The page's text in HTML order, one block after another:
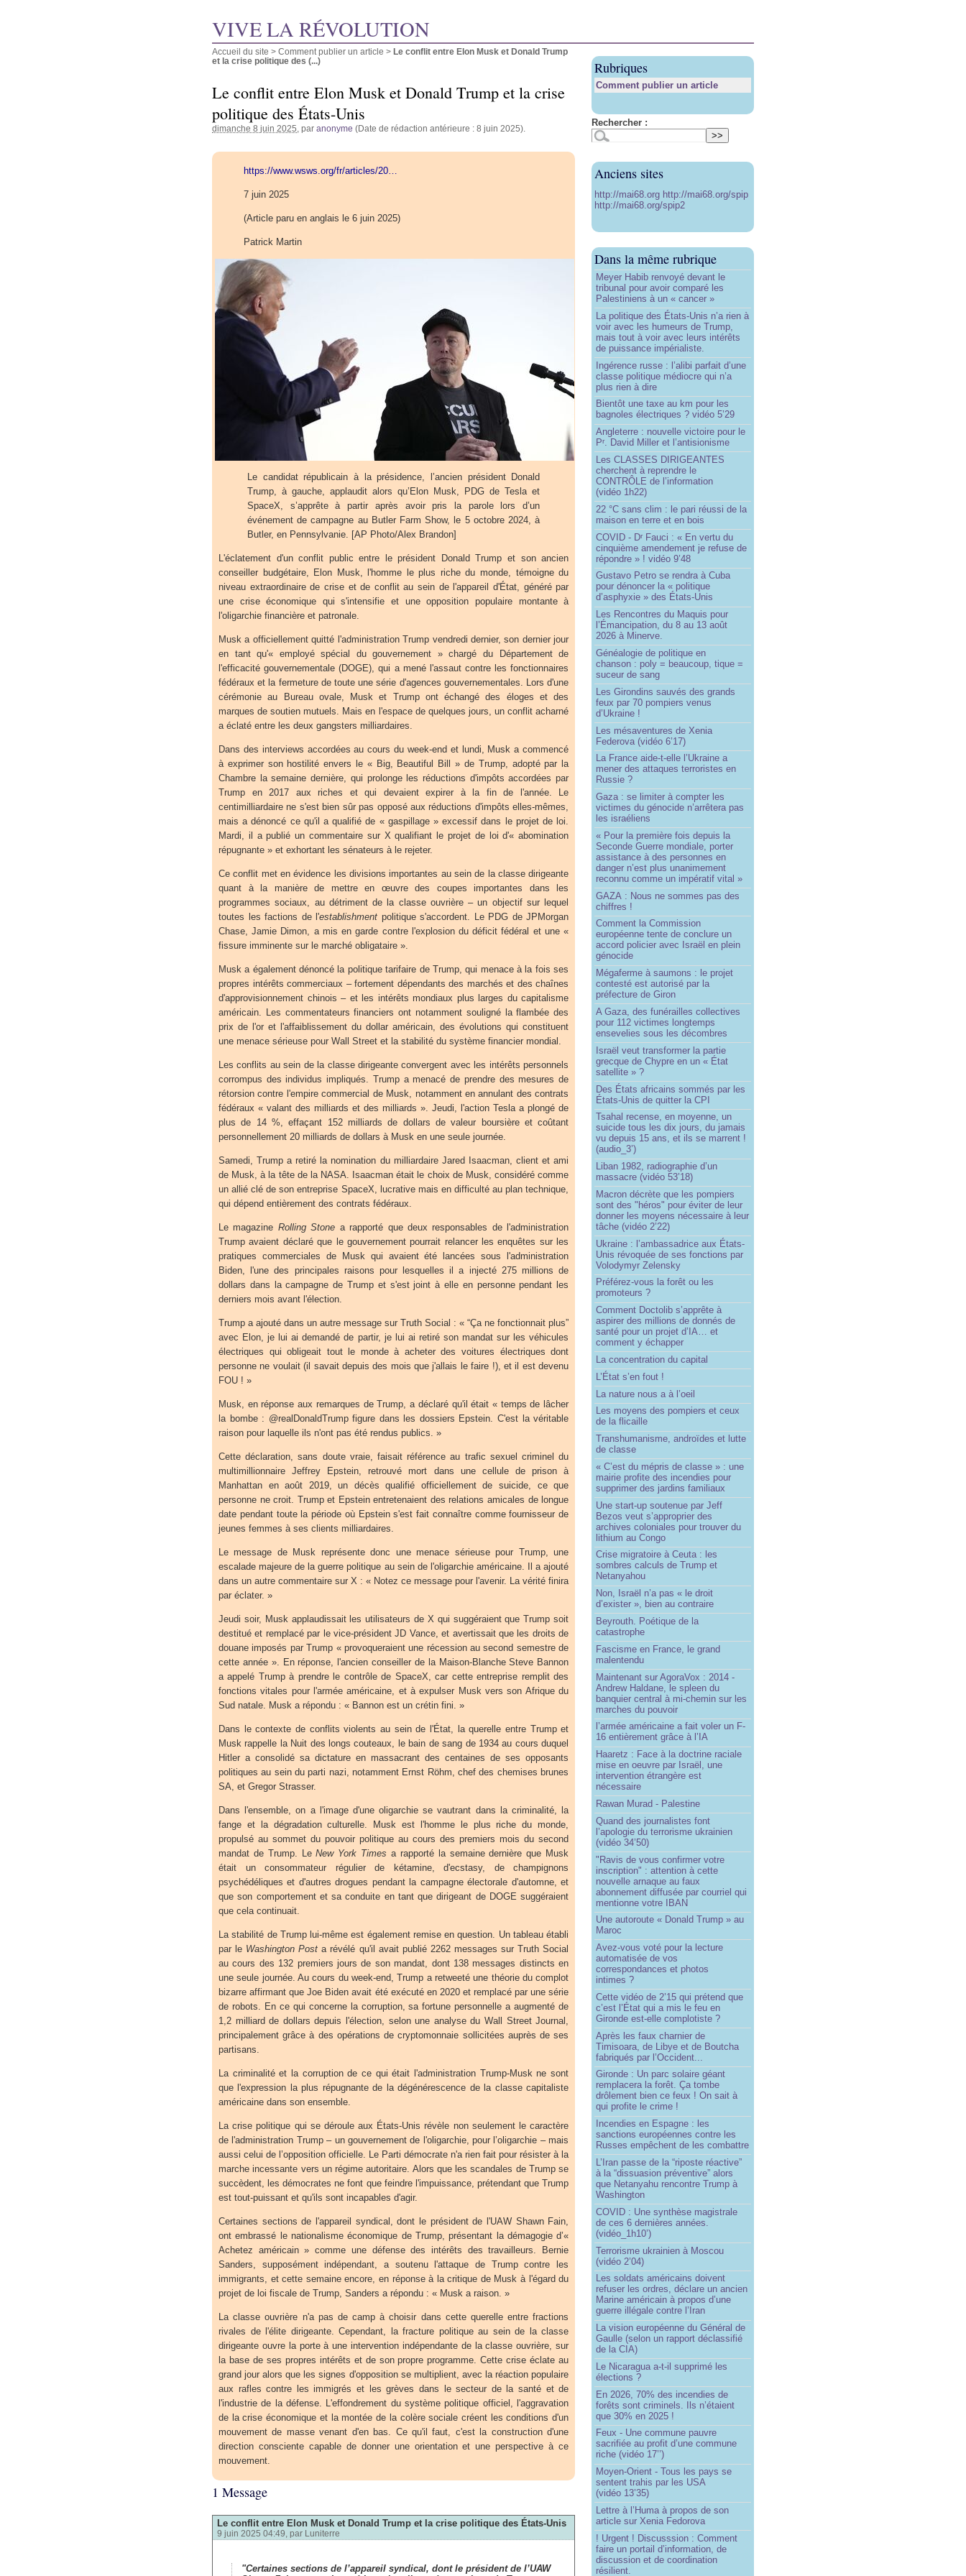
VIVE LA RÉVOLUTION
Accueil du site > Comment publier un article > Le conflit entre Elon Musk et Donald Trump
et la crise politique des (...)
Le conflit entre Elon Musk et Donald Trump et la crise
politique des États-Unis
dimanche 8 juin 2025 , par anonyme (Date de rédaction antérieure : 8 juin 2025).
https://www.wsws.org/fr/articles/20…
7 juin 2025
(Article paru en anglais le 6 juin 2025)
Patrick Martin
Le candidat républicain à la présidence, l’ancien président Donald
Trump, à gauche, applaudit alors qu’Elon Musk, PDG de Tesla et
SpaceX, s’apprête à partir après avoir pris la parole lors d’un
événement de campagne au Butler Farm Show, le 5 octobre 2024, à
Butler, en Pennsylvanie. [AP Photo/Alex Brandon]
L'éclatement d'un conflit public entre le président Donald Trump et son ancien
conseiller budgétaire, Elon Musk, l'homme le plus riche du monde, témoigne du
niveau extraordinaire de crise et de conflit au sein de l'appareil d'État, généré par
une crise économique qui s'intensifie et une opposition populaire montante à
l'oligarchie financière et patronale.
Musk a officiellement quitté l'administration Trump vendredi dernier, son dernier jour
en tant qu'« employé spécial du gouvernement » chargé du Département de
l'efficacité gouvernementale (DOGE), qui a mené l'assaut contre les fonctionnaires
fédéraux et la fermeture de toute une série d'agences gouvernementales. Lors d'une
cérémonie au Bureau ovale, Musk et Trump ont échangé des éloges et des
marques de soutien mutuels. Mais en l'espace de quelques jours, un conflit acharné
a éclaté entre les deux gangsters milliardaires.
Dans des interviews accordées au cours du week-end et lundi, Musk a commencé
à exprimer son hostilité envers le « Big, Beautiful Bill » de Trump, adopté par la
Chambre la semaine dernière, qui prolonge les réductions d'impôts accordées par
Trump en 2017 aux riches et qui devaient expirer à la fin de l'année. Le
centimilliardaire ne s'est bien sûr pas opposé aux réductions d'impôts elles-mêmes,
mais a dénoncé ce qu'il a qualifié de « gaspillage » excessif dans le projet de loi.
Mardi, il a publié un commentaire sur X qualifiant le projet de loi d'« abomination
répugnante » et exhortant les sénateurs à le rejeter.
Ce conflit met en évidence les divisions importantes au sein de la classe dirigeante
quant à la manière de mettre en œuvre des coupes importantes dans les
programmes sociaux, au détriment de la classe ouvrière – un objectif sur lequel
toutes les factions de l'establishment politique s'accordent. Le PDG de JPMorgan
Chase, Jamie Dimon, a mis en garde contre l'explosion du déficit fédéral et une «
fissure imminente sur le marché obligataire ».
Musk a également dénoncé la politique tarifaire de Trump, qui menace à la fois ses
propres intérêts commerciaux – fortement dépendants des marchés et des chaînes
d'approvisionnement chinois – et les intérêts mondiaux plus larges du capitalisme
américain. Les commentateurs financiers ont notamment souligné la flambée des
prix de l'or et l'affaiblissement du dollar américain, des évolutions qui constituent
une menace sérieuse pour Wall Street et la stabilité du système financier mondial.
Les conflits au sein de la classe dirigeante convergent avec les intérêts personnels
corrompus des individus impliqués. Trump a menacé de prendre des mesures de
rétorsion contre l'empire commercial de Musk, notamment en annulant des contrats
fédéraux « valant des milliards et des milliards ». Jeudi, l'action Tesla a plongé de
plus de 14 %, effaçant 152 milliards de dollars de valeur boursière et coûtant
personnellement 20 milliards de dollars à Musk en une seule journée.
Samedi, Trump a retiré la nomination du milliardaire Jared Isaacman, client et ami
de Musk, à la tête de la NASA. Isaacman était le choix de Musk, considéré comme
un allié clé de son entreprise SpaceX, lucrative mais en difficulté au plan technique,
qui dépend entièrement des contrats fédéraux.
Le magazine Rolling Stone a rapporté que deux responsables de l'administration
Trump avaient déclaré que le gouvernement pourrait relancer les enquêtes sur les
pratiques commerciales de Musk qui avaient été lancées sous l'administration
Biden, l'une des principales raisons pour lesquelles il a injecté 275 millions de
dollars dans la campagne de Trump et s'est joint à elle en personne pendant les
derniers mois avant l'élection.
Trump a ajouté dans un autre message sur Truth Social : « “Ça ne fonctionnait plus”
avec Elon, je lui ai demandé de partir, je lui ai retiré son mandat sur les véhicules
électriques qui obligeait tout le monde à acheter des voitures électriques dont
personne ne voulait (il savait depuis des mois que j'allais le faire !), et il est devenu
FOU ! »
Musk, en réponse aux remarques de Trump, a déclaré qu'il était « temps de lâcher
la bombe : @realDonaldTrump figure dans les dossiers Epstein. C'est la véritable
raison pour laquelle ils n'ont pas été rendus publics. »
Cette déclaration, sans doute vraie, faisait référence au trafic sexuel criminel du
multimillionnaire Jeffrey Epstein, retrouvé mort dans une cellule de prison à
Manhattan en août 2019, un décès qualifié officiellement de suicide, ce que
personne ne croit. Trump et Epstein entretenaient des relations amicales de longue
date pendant toute la période où Epstein s'est fait connaître comme fournisseur de
jeunes femmes à ses clients milliardaires.
Le message de Musk représente donc une menace sérieuse pour Trump, une
escalade majeure de la guerre politique au sein de l'oligarchie américaine. Il a ajouté
dans un autre commentaire sur X : « Notez ce message pour l'avenir. La vérité finira
par éclater. »
Jeudi soir, Musk applaudissait les utilisateurs de X qui suggéraient que Trump soit
destitué et remplacé par le vice-président JD Vance, et avertissait que les droits de
douane imposés par Trump « provoqueraient une récession au second semestre de
cette année ». En réponse, l'ancien conseiller de la Maison-Blanche Steve Bannon
a appelé Trump à prendre le contrôle de SpaceX, car cette entreprise remplit des
fonctions vitales pour l'armée américaine, et à expulser Musk vers son Afrique du
Sud natale. Musk a répondu : « Bannon est un crétin fini. »
Dans le contexte de conflits violents au sein de l'État, la querelle entre Trump et
Musk rappelle la Nuit des longs couteaux, le bain de sang de 1934 au cours duquel
Hitler a consolidé sa dictature en massacrant des centaines de ses opposants
politiques au sein du parti nazi, notamment Ernst Röhm, chef des chemises brunes
SA, et Gregor Strasser.
Dans l'ensemble, on a l'image d'une oligarchie se vautrant dans la criminalité, la
fange et la dégradation culturelle. Musk est l'homme le plus riche du monde,
propulsé au sommet du pouvoir politique au cours des premiers mois du second
mandat de Trump. LeNew York Times a rapporté la semaine dernière que Musk
était un consommateur régulier de kétamine, d'ecstasy, de champignons
psychédéliques et d'autres drogues pendant la campagne électorale d'automne, et
que son comportement et sa conduite en tant que dirigeant de DOGE suggéraient
que cela continuait.
La stabilité de Trump lui-même est également remise en question. Un tableau établi
par le Washington Post a révélé qu'il avait publié 2262 messages sur Truth Social
au cours des 132 premiers jours de son mandat, dont 138 messages distincts en
une seule journée. Au cours du week-end, Trump a retweeté une théorie du complot
bizarre affirmant que Joe Biden avait été exécuté en 2020 et remplacé par une série
de robots. En ce qui concerne la corruption, sa fortune personnelle a augmenté de
1,2 milliard de dollars depuis l'élection, selon une analyse du Wall Street Journal,
principalement grâce à des opérations de cryptomonnaie sollicitées auprès de ses
partisans.
La criminalité et la corruption de ce qui était l'administration Trump-Musk ne sont
que l'expression la plus répugnante de la dégénérescence de la classe capitaliste
américaine dans son ensemble.
La crise politique qui se déroule aux États-Unis révèle non seulement le caractère
de l'administration Trump – un gouvernement de l'oligarchie, pour l’oligarchie – mais
aussi celui de l’opposition officielle. Le Parti démocrate n'a rien fait pour résister à la
marche incessante vers un régime autoritaire. Alors que les scandales de Trump se
succèdent, les démocrates ne font que feindre l'impuissance, prétendant que Trump
est tout-puissant et qu'ils sont incapables d'agir.
Certaines sections de l'appareil syndical, dont le président de l'UAW Shawn Fain,
ont embrassé le nationalisme économique de Trump, présentant la démagogie d’«
Achetez américain » comme une défense des intérêts des travailleurs. Bernie
Sanders, supposément indépendant, a soutenu l'attaque de Trump contre les
immigrants, et cette semaine encore, en réponse à la critique de Musk à l'égard du
projet de loi fiscale de Trump, Sanders a répondu : « Musk a raison. »
La classe ouvrière n'a pas de camp à choisir dans cette querelle entre fractions
rivales de l'élite dirigeante. Cependant, la fracture politique au sein de la classe
dirigeante ouvre la porte à une intervention indépendante de la classe ouvrière, sur
la base de ses propres intérêts et de son propre programme. Cette crise éclate au
grand jour alors que les signes d'opposition se multiplient, avec la réaction populaire
aux rafles contre les immigrés et les grèves dans le secteur de la santé et de
l'industrie de la défense. L'effondrement du système politique officiel, l'aggravation
de la crise économique et la montée de la colère sociale créent les conditions d'un
mouvement de masse venant d'en bas. Ce qu'il faut, c'est la construction d'une
direction consciente capable de donner une orientation et une perspective à ce
mouvement.
1 Message
Le conflit entre Elon Musk et Donald Trump et la crise politique des États-Unis
9 juin 2025 04:49, par Luniterre
"Certaines sections de l’appareil syndical, dont le président de l’UAW
Rubriques
Comment publier un article
Rechercher :
Anciens sites
http://mai68.org http://mai68.org/spip
http://mai68.org/spip2
Dans la même rubrique
Meyer Habib renvoyé devant le
tribunal pour avoir comparé les
Palestiniens à un « cancer »
La politique des États-Unis n’a rien à
voir avec les humeurs de Trump,
mais tout à voir avec leurs intérêts
de puissance impérialiste.
Ingérence russe : l’alibi parfait d’une
classe politique médiocre qui n’a
plus rien à dire
Bientôt une taxe au km pour les
bagnoles électriques ? vidéo 5’29
Angleterre : nouvelle victoire pour le
Pr. David Miller et l’antisionisme
Les CLASSES DIRIGEANTES
cherchent à reprendre le
CONTRÔLE de l’information
(vidéo 1h22)
22 °C sans clim : le pari réussi de la
maison en terre et en bois
COVID - Dr Fauci : « En vertu du
cinquième amendement je refuse de
répondre » ! vidéo 9’48
Gustavo Petro se rendra à Cuba
pour dénoncer la « politique
d’asphyxie » des États-Unis
Les Rencontres du Maquis pour
l’Émancipation, du 8 au 13 août
2026 à Minerve.
Généalogie de politique en
chanson : poly = beaucoup, tique =
suceur de sang
Les Girondins sauvés des grands
feux par 70 pompiers venus
d’Ukraine !
Les mésaventures de Xenia
Federova (vidéo 6’17)
La France aide-t-elle l’Ukraine a
mener des attaques terroristes en
Russie ?
Gaza : se limiter à compter les
victimes du génocide n’arrêtera pas
les israéliens
« Pour la première fois depuis la
Seconde Guerre mondiale, porter
assistance à des personnes en
danger n’est plus unanimement
reconnu comme un impératif vital »
GAZA : Nous ne sommes pas des
chiffres !
Comment la Commission
européenne tente de conclure un
accord policier avec Israël en plein
génocide
Mégaferme à saumons : le projet
contesté est autorisé par la
préfecture de Giron
A Gaza, des funérailles collectives
pour 112 victimes longtemps
ensevelies sous les décombres
Israël veut transformer la partie
grecque de Chypre en un « État
satellite » ?
Des États africains sommés par les
États-Unis de quitter la CPI
Tsahal recense, en moyenne, un
suicide tous les dix jours, du jamais
vu depuis 15 ans, et ils se marrent !
(audio_3’)
Liban 1982, radiographie d’un
massacre (vidéo 53’18)
Macron décrète que les pompiers
sont des "héros" pour éviter de leur
donner les moyens nécessaire à leur
tâche (vidéo 2’22)
Ukraine : l’ambassadrice aux États-
Unis révoquée de ses fonctions par
Volodymyr Zelensky
Préférez-vous la forêt ou les
promoteurs ?
Comment Doctolib s’apprête à
aspirer des millions de donnés de
santé pour un projet d’IA… et
comment y échapper
La concentration du capital
L’État s’en fout !
La nature nous a à l’oeil
Les moyens des pompiers et ceux
de la flicaille
Transhumanisme, androïdes et lutte
de classe
« C’est du mépris de classe » : une
mairie profite des incendies pour
supprimer des jardins familiaux
Une start-up soutenue par Jeff
Bezos veut s’approprier des
archives coloniales pour trouver du
lithium au Congo
Crise migratoire à Ceuta : les
sombres calculs de Trump et
Netanyahou
Non, Israël n’a pas « le droit
d’exister », bien au contraire
Beyrouth. Poétique de la
catastrophe
Fascisme en France, le grand
malentendu
Maintenant sur AgoraVox : 2014 -
Andrew Haldane, le spleen du
banquier central à mi-chemin sur les
marches du pouvoir
l’armée américaine a fait voler un F-
16 entièrement grâce à l’IA
Haaretz : Face à la doctrine raciale
mise en oeuvre par Israël, une
intervention étrangère est
nécessaire
Rawan Murad - Palestine
Quand des journalistes font
l’apologie du terrorisme ukrainien
(vidéo 34’50)
"Ravis de vous confirmer votre
inscription" : attention à cette
nouvelle arnaque au faux
abonnement diffusée par courriel qui
mentionne votre IBAN
Une autoroute « Donald Trump » au
Maroc
Avez-vous voté pour la lecture
automatisée de vos
correspondances et photos
intimes ?
Cette vidéo de 2’15 qui prétend que
c’est l’État qui a mis le feu en
Gironde est-elle complotiste ?
Après les faux charnier de
Timisoara, de Libye et de Boutcha
fabriqués par l’Occident...
Gironde : Un parc solaire géant
remplacera la forêt. Ça tombe
drôlement bien ce feux ! On sait à
qui profite le crime !
Incendies en Espagne : les
sanctions européennes contre les
Russes empêchent de les combattre
L’Iran passe de la “riposte réactive”
à la “dissuasion préventive” alors
que Netanyahu rencontre Trump à
Washington
COVID : Une synthèse magistrale
de ces 6 dernières années.
(vidéo_1h10’)
Terrorisme ukrainien à Moscou
(vidéo 2’04)
Les soldats américains doivent
refuser les ordres, déclare un ancien
Marine américain à propos d’une
guerre illégale contre l’Iran
La vision européenne du Général de
Gaulle (selon un rapport déclassifié
de la CIA)
Le Nicaragua a-t-il supprimé les
élections ?
En 2026, 70% des incendies de
forêts sont criminels. Ils n’étaient
que 30% en 2025 !
Feux - Une commune pauvre
sacrifiée au profit d’une commune
riche (vidéo 17’’)
Moyen-Orient - Tous les pays se
sentent trahis par les USA
(vidéo 13’35)
Lettre à l’Huma à propos de son
article sur Xenia Fedorova
! Urgent ! Discusssion : Comment
faire un portail d’information, de
discussion et de coordination
résilient.